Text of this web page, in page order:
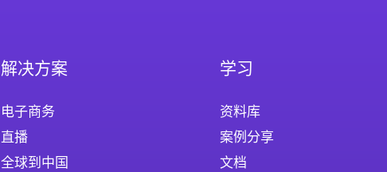
解决方案
电子商务
直播
全球到中国
学习
资料库
案例分享
文档